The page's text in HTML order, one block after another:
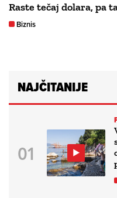
Raste tečaj dolara, pa
Biznis
NAJČITANIJE